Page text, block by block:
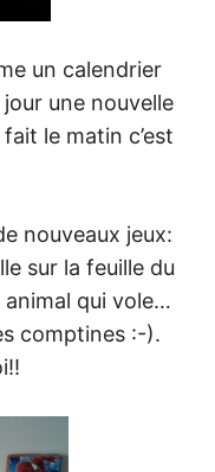
un calendrier
une nouvelle
le matin c’est
nouveaux jeux:
sur la feuille du
qui vole…
comptines :-).